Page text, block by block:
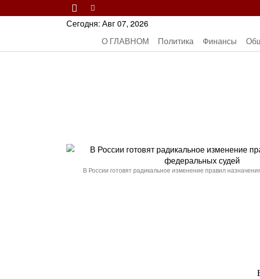
Сегодня: Авг 07, 2026
О ГЛАВНОМ
Политика Финансы
В России готовят радикальное изменение правил